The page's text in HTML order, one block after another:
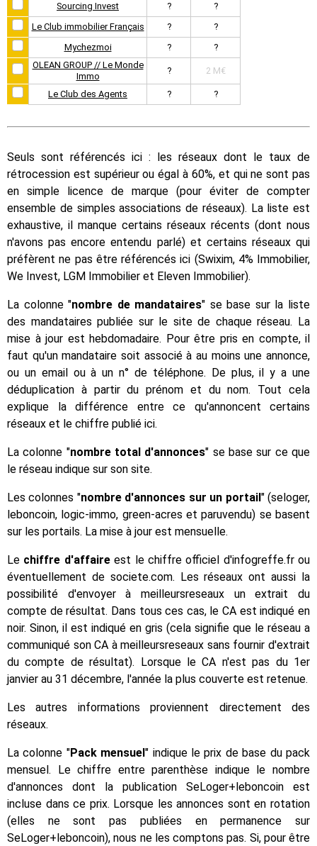
Sourcing Invest
?
?
Le Club immobilier Français
?
?
Mychezmoi
?
?
OLEAN GROUP // Le Monde
Immo
? 2 M€
Le Club des Agents ? ?
Seuls sont référencés ici : les réseaux dont le taux de
rétrocession est supérieur ou égal à 60%, et qui ne sont pas
en simple licence de marque (pour éviter de compter
ensemble de simples associations de réseaux). La liste est
exhaustive, il manque certains réseaux récents (dont nous
n'avons pas encore entendu parlé) et certains réseaux qui
préfèrent ne pas être référencés ici (Swixim, 4% Immobilier,
We Invest, LGM Immobilier et Eleven Immobilier).
La colonne "nombre de mandataires" se base sur la liste
des mandataires publiée sur le site de chaque réseau. La
mise à jour est hebdomadaire. Pour être pris en compte, il
faut qu'un mandataire soit associé à au moins une annonce,
ou un email ou à un n° de téléphone. De plus, il y a une
déduplication à partir du prénom et du nom. Tout cela
explique la différence entre ce qu'annoncent certains
réseaux et le chiffre publié ici.
La colonne "nombre total d'annonces" se base sur ce que
le réseau indique sur son site.
Les colonnes "nombre d'annonces sur un portail" (seloger,
leboncoin, logic-immo, green-acres et paruvendu) se basent
sur les portails. La mise à jour est mensuelle.
Le chiffre d'affaireest le chiffre officiel d'infogreffe.fr ou
éventuellement de societe.com. Les réseaux ont aussi la
possibilité d'envoyer à meilleursreseaux un extrait du
compte de résultat. Dans tous ces cas, le CA est indiqué en
noir. Sinon, il est indiqué en gris (cela signifie que le réseau a
communiqué son CA à meilleursreseaux sans fournir d'extrait
du compte de résultat). Lorsque le CA n'est pas du 1er
janvier au 31 décembre, l'année la plus couverte est retenue.
Les autres informations proviennent directement des
réseaux.
La colonne "Pack mensuel" indique le prix de base du pack
mensuel. Le chiffre entre parenthèse indique le nombre
d'annonces dont la publication SeLoger+leboncoin est
incluse dans ce prix. Lorsque les annonces sont en rotation
(elles ne sont pas publiées en permanence sur
SeLoger+leboncoin), nous ne les comptons pas. Si, pour être